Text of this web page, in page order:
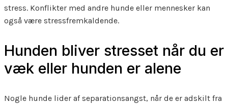
stress. Konflikter med andre hunde eller mennesker kan
også være stressfremkaldende.
Hunden bliver stresset når du er
væk eller hunden er alene
Nogle hunde lider af separationsangst, når de er adskilt fra